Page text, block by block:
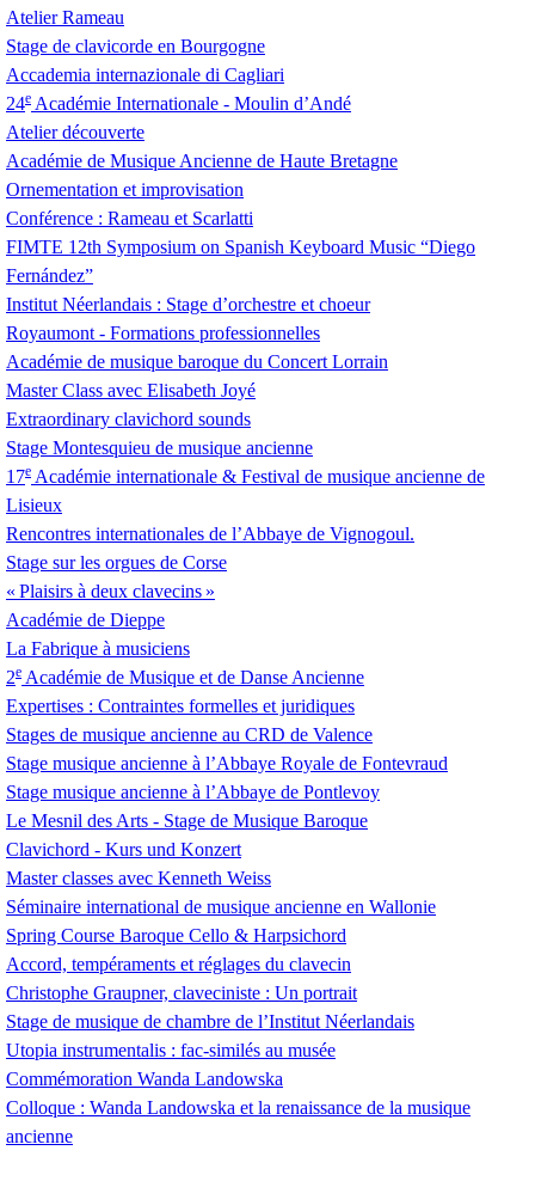
Atelier Rameau
Stage de clavicorde en Bourgogne
Accademia internazionale di Cagliari
24e Académie Internationale - Moulin d’Andé
Atelier découverte
Académie de Musique Ancienne de Haute Bretagne
Ornementation et improvisation
Conférence : Rameau et Scarlatti
FIMTE 12th Symposium on Spanish Keyboard Music “Diego
Fernández”
Institut Néerlandais : Stage d’orchestre et choeur
Royaumont - Formations professionnelles
Académie de musique baroque du Concert Lorrain
Master Class avec Elisabeth Joyé
Extraordinary clavichord sounds
Stage Montesquieu de musique ancienne
17e Académie internationale & Festival de musique ancienne de
Lisieux
Rencontres internationales de l’Abbaye de Vignogoul.
Stage sur les orgues de Corse
« Plaisirs à deux clavecins »
Académie de Dieppe
La Fabrique à musiciens
2e Académie de Musique et de Danse Ancienne
Expertises : Contraintes formelles et juridiques
Stages de musique ancienne au CRD de Valence
Stage musique ancienne à l’Abbaye Royale de Fontevraud
Stage musique ancienne à l’Abbaye de Pontlevoy
Le Mesnil des Arts - Stage de Musique Baroque
Clavichord - Kurs und Konzert
Master classes avec Kenneth Weiss
Séminaire international de musique ancienne en Wallonie
Spring Course Baroque Cello & Harpsichord
Accord, tempéraments et réglages du clavecin
Christophe Graupner, claveciniste : Un portrait
Stage de musique de chambre de l’Institut Néerlandais
Utopia instrumentalis : fac-similés au musée
Commémoration Wanda Landowska
Colloque : Wanda Landowska et la renaissance de la musique
ancienne